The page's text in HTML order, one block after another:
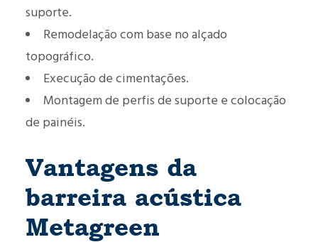
suporte.
Remodelação com base no alçado
topográfico.
Execução de cimentações.
Montagem de perfis de suporte e colocação
de painéis.
Vantagens da
barreira acústica
Metagreen